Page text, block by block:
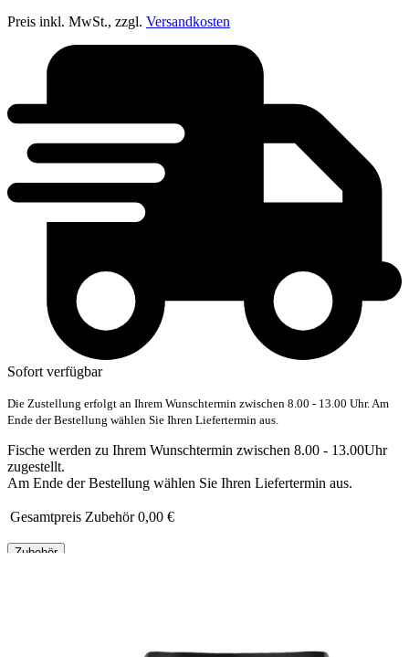
Preis inkl. MwSt., zzgl. Versandkosten
Sofort verfügbar
Die Zustellung erfolgt an Ihrem Wunschtermin zwischen 8.00 - 13.00 Uhr. Am
Ende der Bestellung wählen Sie Ihren Liefertermin aus.
Fische werden zu Ihrem Wunschtermin zwischen 8.00 - 13.00Uhr
zugestellt.
Am Ende der Bestellung wählen Sie Ihren Liefertermin aus.
Gesamtpreis Zubehör 0,00 €
Zubehör